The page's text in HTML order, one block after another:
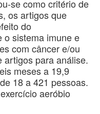
se como critério de
os artigos que
do
o sistema imune e
com câncer e/ou
artigos para análise.
meses a 19,9
18 a 421 pessoas.
aeróbio